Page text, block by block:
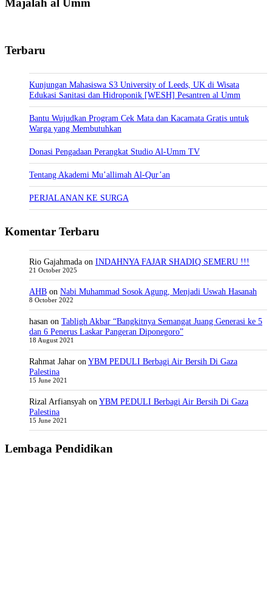
Majalah al Umm
Terbaru
Kunjungan Mahasiswa S3 University of Leeds, UK di Wisata
Edukasi Sanitasi dan Hidroponik [WESH] Pesantren al Umm
Bantu Wujudkan Program Cek Mata dan Kacamata Gratis untuk
Warga yang Membutuhkan
Donasi Pengadaan Perangkat Studio Al-Umm TV
Tentang Akademi Mu’allimah Al-Qur’an
PERJALANAN KE SURGA
Komentar Terbaru
Rio Gajahmada on INDAHNYA FAJAR SHADIQ SEMERU !!!
21 October 2025
AHB on Nabi Muhammad Sosok Agung, Menjadi Uswah Hasanah
8 October 2022
hasan on Tabligh Akbar “Bangkitnya Semangat Juang Generasi ke 5
dan 6 Penerus Laskar Pangeran Diponegoro”
18 August 2021
Rahmat Jahar on YBM PEDULI Berbagi Air Bersih Di Gaza
Palestina
15 June 2021
Rizal Arfiansyah on YBM PEDULI Berbagi Air Bersih Di Gaza
Palestina
15 June 2021
Lembaga Pendidikan